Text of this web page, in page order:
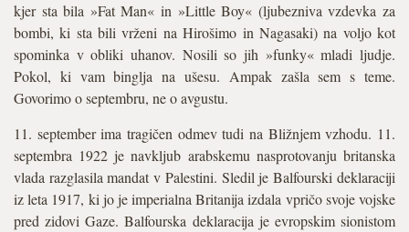
kjer sta bila »Fat Man« in »Little Boy« (ljubezniva vzdevka za
bombi, ki sta bili vrženi na Hirošimo in Nagasaki) na voljo kot
spominka v obliki uhanov. Nosili so jih »funky« mladi ljudje.
Pokol, ki vam binglja na ušesu. Ampak zašla sem s teme.
Govorimo o septembru, ne o avgustu.
11. september ima tragičen odmev tudi na Bližnjem vzhodu. 11.
septembra 1922 je navkljub arabskemu nasprotovanju britanska
vlada razglasila mandat v Palestini. Sledil je Balfourski deklaraciji
iz leta 1917, ki jo je imperialna Britanija izdala vpričo svoje vojske
pred zidovi Gaze. Balfourska deklaracija je evropskim sionistom